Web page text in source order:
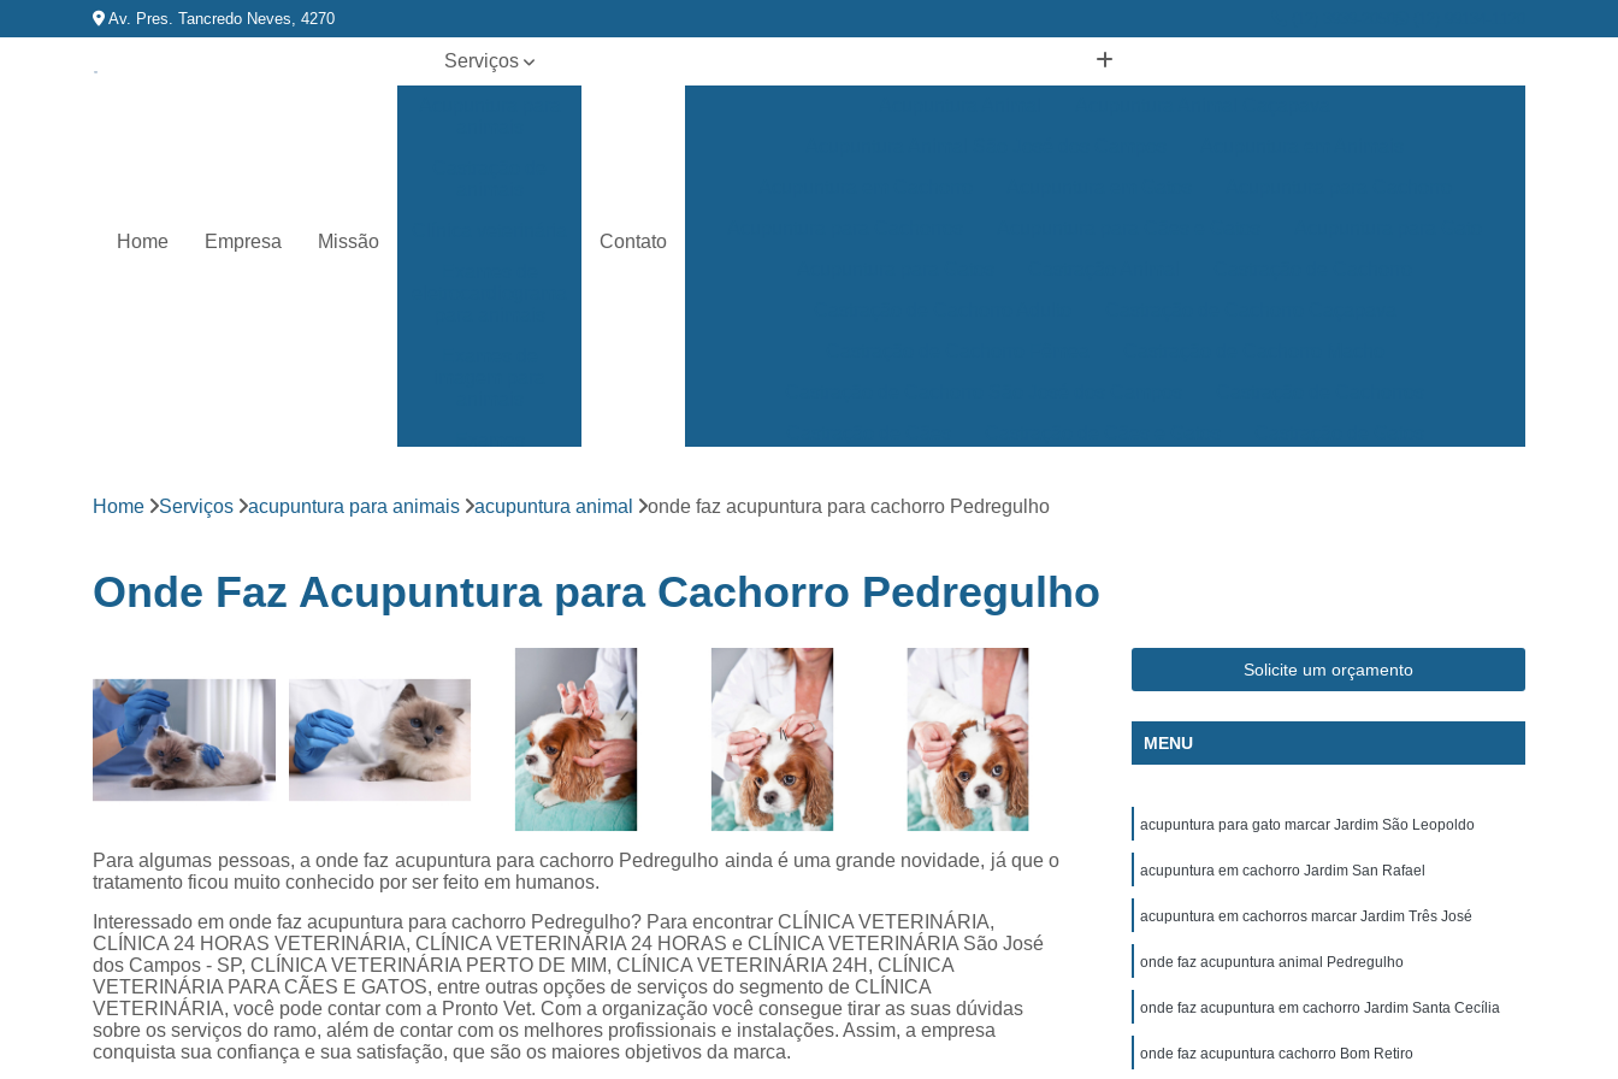
Av. Pres. Tancredo Neves, 4270
Home Empresa Missão
Serviços
Fisioterapia para
para animais
animal
animais
Veterinários 24
Veterinários
popular
Contato
Clínica Veterinária Mais Próxima
Clínica Veterinária Popular Caçapava
Clínica Veterinária Popular São José dos Campos
Exame de Eletrocardiograma em Animais
Exame de Eletrocardiograma em Cachorro
Exame de Eletrocardiograma em Cães
Exame de Eletrocardiograma em Gatos
Exame de Eletrocardiograma para Animais
Exame de Eletrocardiograma para Cachorro
Exame de Eletrocardiograma para Cachorro Caçapava
Exame de Eletrocardiograma para Cachorro São José dos Campos
Exame de Eletrocardiograma para Cachorros e Gatos
Exame de Eletrocardiograma para Gato
Exame de Eletrocardiograma para Gatos
Exame de Raio X do Tórax para Cachorro
Exame de Raio X para Animais
Exame de Raio X para Cachorro
Exame de Raio X para Gatos
Exame de Ultrassom Abdominal Cão
Exame de Ultrassom Abdominal para Cachorro
Home Serviços acupuntura para animais acupuntura animal onde faz acupuntura para cachorro Pedregulho
Onde Faz Acupuntura para Cachorro Pedregulho
Para algumas pessoas, a onde faz acupuntura para cachorro Pedregulho ainda é uma grande novidade, já que o
tratamento ficou muito conhecido por ser feito em humanos.
Interessado em onde faz acupuntura para cachorro Pedregulho? Para encontrar CLÍNICA VETERINÁRIA,
CLÍNICA 24 HORAS VETERINÁRIA, CLÍNICA VETERINÁRIA 24 HORAS e CLÍNICA VETERINÁRIA São José
dos Campos - SP, CLÍNICA VETERINÁRIA PERTO DE MIM, CLÍNICA VETERINÁRIA 24H, CLÍNICA
VETERINÁRIA PARA CÃES E GATOS, entre outras opções de serviços do segmento de CLÍNICA
VETERINÁRIA, você pode contar com a Pronto Vet. Com a organização você consegue tirar as suas dúvidas
sobre os serviços do ramo, além de contar com os melhores profissionais e instalações. Assim, a empresa
conquista sua confiança e sua satisfação, que são os maiores objetivos da marca.
Solicite um orçamento
MENU
acupuntura para gato marcar Jardim São Leopoldo
acupuntura em cachorro Jardim San Rafael
acupuntura em cachorros marcar Jardim Três José
onde faz acupuntura animal Pedregulho
onde faz acupuntura em cachorro Jardim Santa Cecília
onde faz acupuntura cachorro Bom Retiro